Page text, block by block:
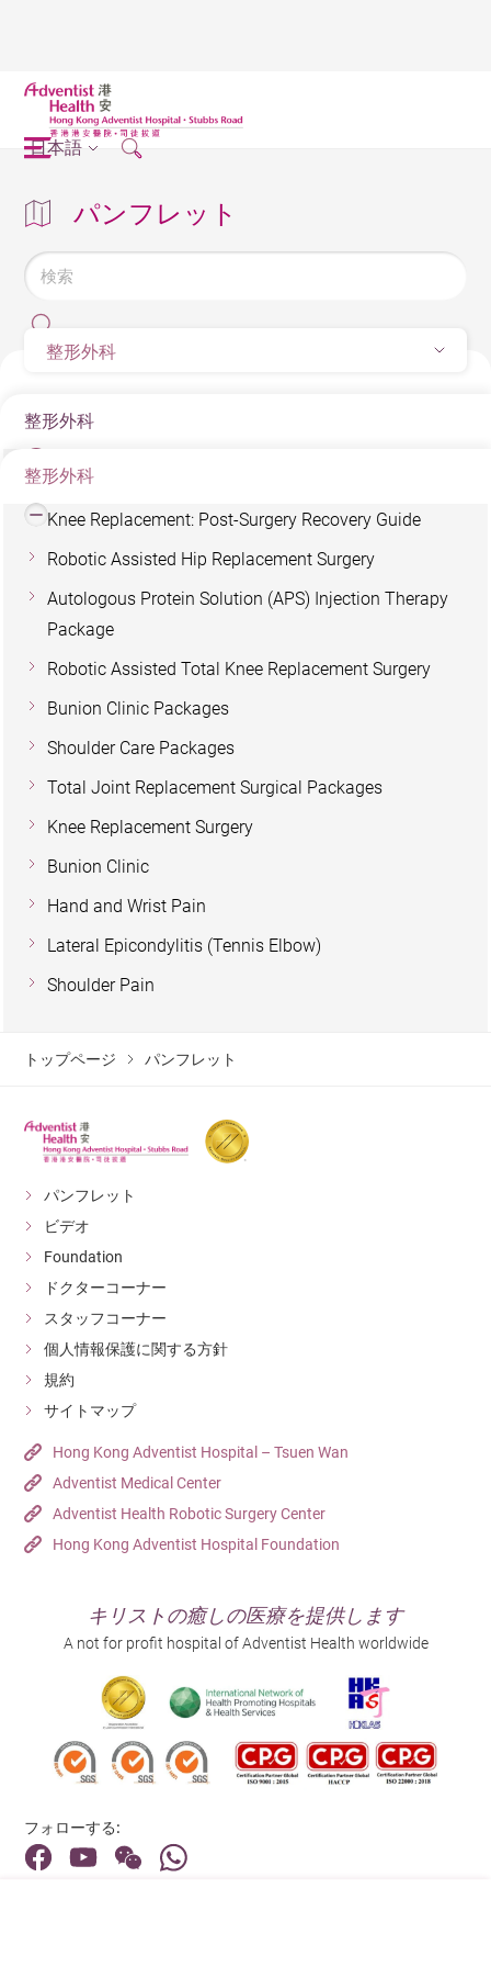
日本語
パンフレット
整形外科
整形外科
整形外科
Total Hip Replacement: Post-Surgery Recovery Guide
Knee Replacement: Post-Surgery Recovery Guide
Robotic Assisted Hip Replacement Surgery
Autologous Protein Solution (APS) Injection Therapy
Package
Robotic Assisted Total Knee Replacement Surgery
Bunion Clinic Packages
Shoulder Care Packages
Total Joint Replacement Surgical Packages
Knee Replacement Surgery
Bunion Clinic
Hand and Wrist Pain
Lateral Epicondylitis (Tennis Elbow)
Shoulder Pain
トップページ パンフレット
パンフレット
ビデオ
Foundation
ドクターコーナー
スタッフコーナー
個人情報保護に関する方針
規約
サイトマップ
Hong Kong Adventist Hospital – Tsuen Wan
Adventist Medical Center
Adventist Health Robotic Surgery Center
Hong Kong Adventist Hospital Foundation
キリストの癒しの医療を提供します
A not for profit hospital of Adventist Health worldwide
フォローする: